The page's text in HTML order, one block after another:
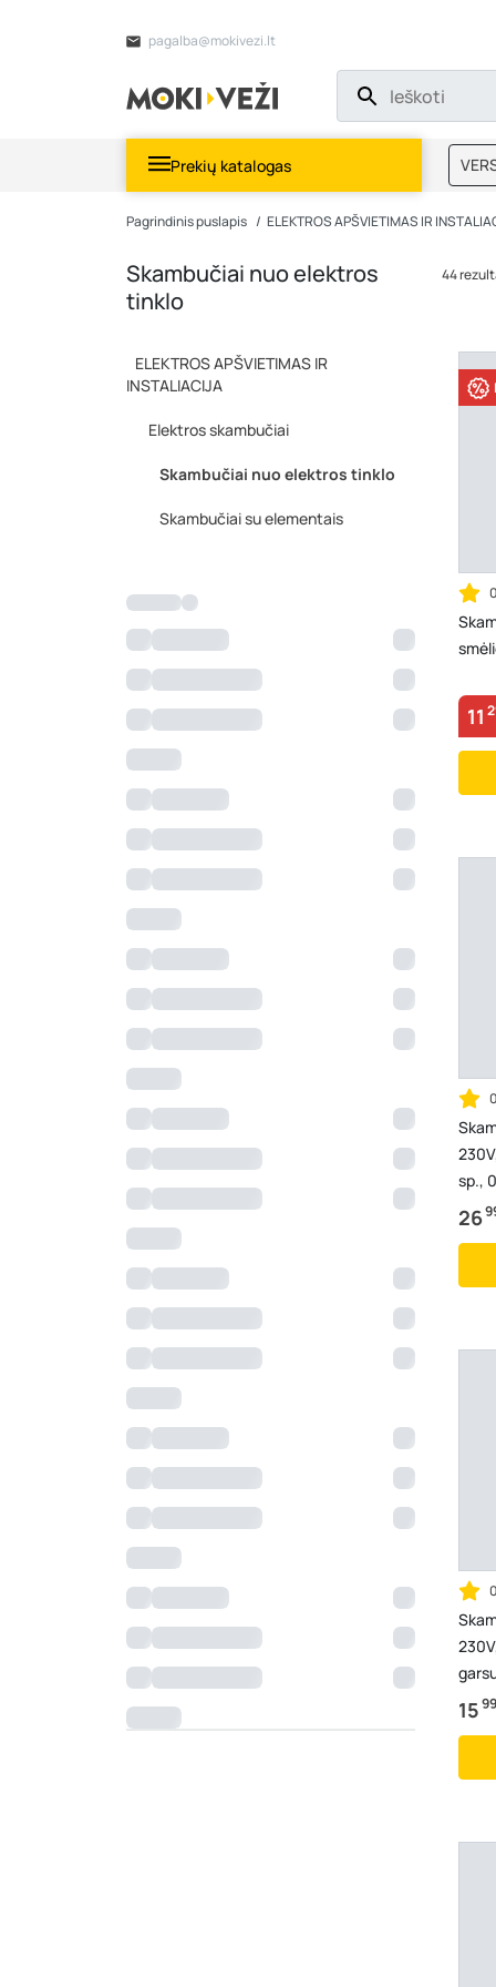
pagalba@mokivezi.lt
Prekių katalogas
Pagrindinis puslapis ELEKTROS APŠVIETIMAS IR
Skambučiai nuo elektros
tinklo
ELEKTROS APŠVIETIMAS IR
INSTALIACIJA
Elektros skambučiai
Skambučiai nuo elektros tinklo
Skambučiai su elementais
44
11
sp.,
26
1599